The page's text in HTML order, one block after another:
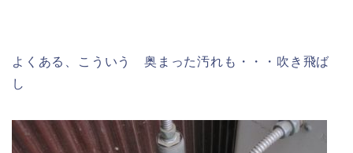
よくある、こういう 奥まった汚れも・・・吹き飛ば
し